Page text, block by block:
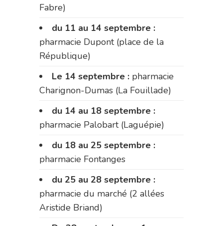
Fabre)
du 11 au 14 septembre :
pharmacie Dupont (place de la
République)
Le 14 septembre : pharmacie
Charignon-Dumas (La Fouillade)
du 14 au 18 septembre :
pharmacie Palobart (Laguépie)
du 18 au 25 septembre :
pharmacie Fontanges
du 25 au 28 septembre :
pharmacie du marché (2 allées
Aristide Briand)